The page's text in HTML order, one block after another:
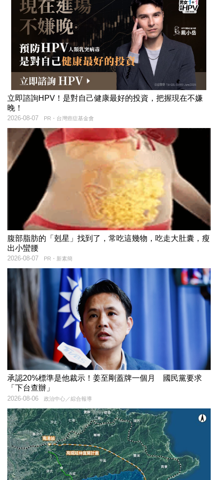
立即諮詢HPV！是對自己健康最好的投資，把握現在不嫌
晚！
PR・台灣癌症基金會
2026-08-07
腹部脂肪的「剋星」找到了，常吃這幾物，吃走大肚囊，瘦
出小蠻腰
PR・新素簡
2026-08-07
承認20%標準是他裁示！姜至剛蓋牌一個月 國民黨要求
「下台查辦」
政治中心／綜合報導
2026-08-06